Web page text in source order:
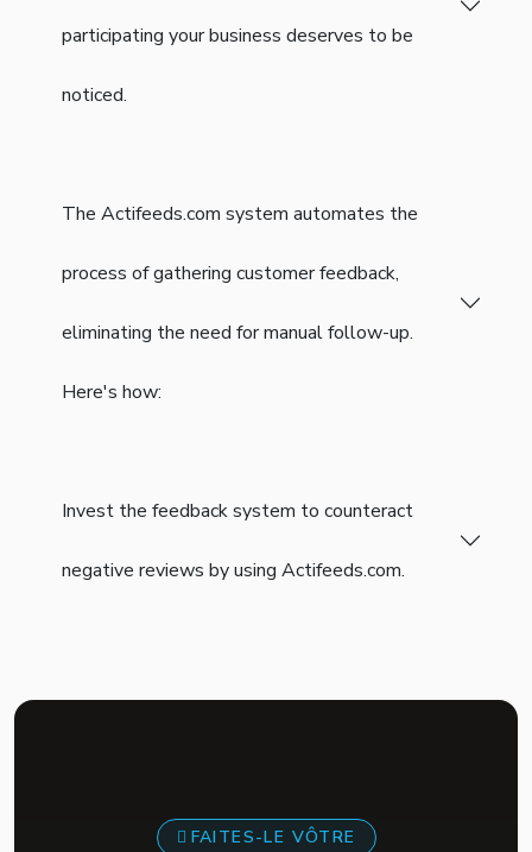
participating your business deserves to be
noticed.
The Actifeeds.com system automates the
process of gathering customer feedback,
eliminating the need for manual follow-up.
Here's how:
Invest the feedback system to counteract
negative reviews by using Actifeeds.com.
FAITES-LE VÔTRE